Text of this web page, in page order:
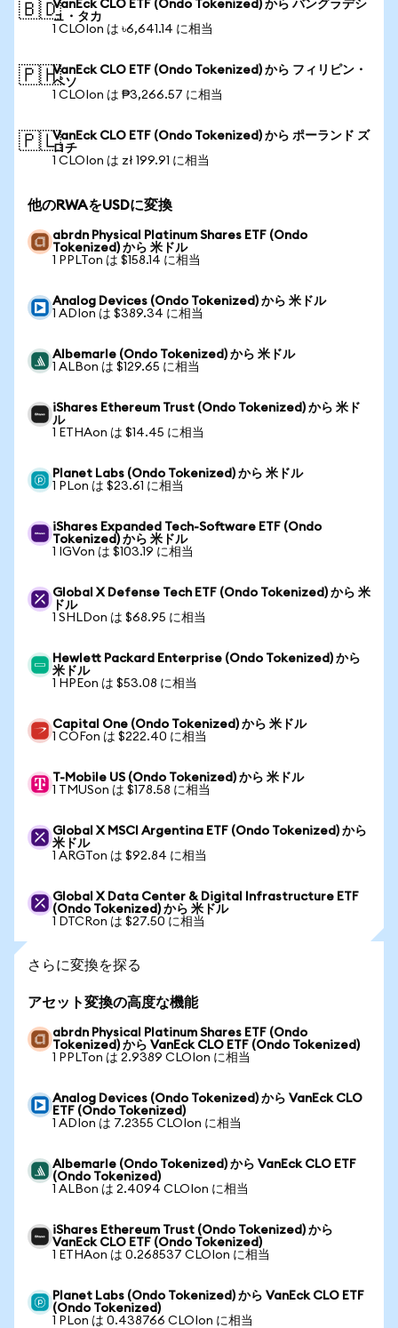
🇧🇩VanEck CLO ETF (Ondo Tokenized) から バングラデシ
ュ・タカ
1 CLOIon は ৳6,641.14 に相当
🇵🇭VanEck CLO ETF (Ondo Tokenized) から フィリピン・
ペソ
1 CLOIon は ₱3,266.57 に相当
🇵🇱VanEck CLO ETF (Ondo Tokenized) から ポーランド ズ
ロチ
1 CLOIon は zł 199.91 に相当
他のRWAをUSDに変換
abrdn Physical Platinum Shares ETF (Ondo
Tokenized) から 米ドル
1 PPLTon は $158.14 に相当
Analog Devices (Ondo Tokenized) から 米ドル
1 ADIon は $389.34 に相当
Albemarle (Ondo Tokenized) から 米ドル
1 ALBon は $129.65 に相当
iShares Ethereum Trust (Ondo Tokenized) から 米ド
ル
1 ETHAon は $14.45 に相当
Planet Labs (Ondo Tokenized) から 米ドル
1 PLon は $23.61 に相当
iShares Expanded Tech-Software ETF (Ondo
Tokenized) から 米ドル
1 IGVon は $103.19 に相当
Global X Defense Tech ETF (Ondo Tokenized) から 米
ドル
1 SHLDon は $68.95 に相当
Hewlett Packard Enterprise (Ondo Tokenized) から
米ドル
1 HPEon は $53.08 に相当
Capital One (Ondo Tokenized) から 米ドル
1 COFon は $222.40 に相当
T-Mobile US (Ondo Tokenized) から 米ドル
1 TMUSon は $178.58 に相当
Global X MSCI Argentina ETF (Ondo Tokenized) から
米ドル
1 ARGTon は $92.84 に相当
Global X Data Center & Digital Infrastructure ETF
(Ondo Tokenized) から 米ドル
1 DTCRon は $27.50 に相当
さらに変換を探る
アセット変換の高度な機能
abrdn Physical Platinum Shares ETF (Ondo
Tokenized) から VanEck CLO ETF (Ondo Tokenized)
1 PPLTon は 2.9389 CLOIon に相当
Analog Devices (Ondo Tokenized) から VanEck CLO
ETF (Ondo Tokenized)
1 ADIon は 7.2355 CLOIon に相当
Albemarle (Ondo Tokenized) から VanEck CLO ETF
(Ondo Tokenized)
1 ALBon は 2.4094 CLOIon に相当
iShares Ethereum Trust (Ondo Tokenized) から
VanEck CLO ETF (Ondo Tokenized)
1 ETHAon は 0.268537 CLOIon に相当
Planet Labs (Ondo Tokenized) から VanEck CLO ETF
(Ondo Tokenized)
1 PLon は 0.438766 CLOIon に相当